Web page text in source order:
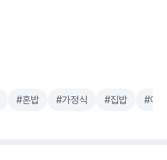
#혼밥 #가정식 #집밥 #아